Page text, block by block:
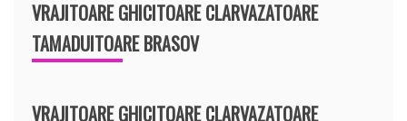
VRAJITOARE GHICITOARE CLARVAZATOARE
TAMADUITOARE BRASOV
VRAJITOARE GHICITOARE CLARVAZATOARE